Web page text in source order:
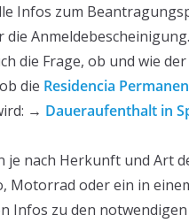
Infos zum
Anmeldebescheinigung.
die Frage, ob und wie der
die Residencia
→ Daueraufenthalt in
je nach Herkunft und Art
Motorrad oder ein in
Infos zu den